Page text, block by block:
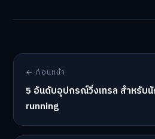
← ก่อนหน้า
5 อันดับอุปกรณ์วิ่งเทรล สำหรับ
running